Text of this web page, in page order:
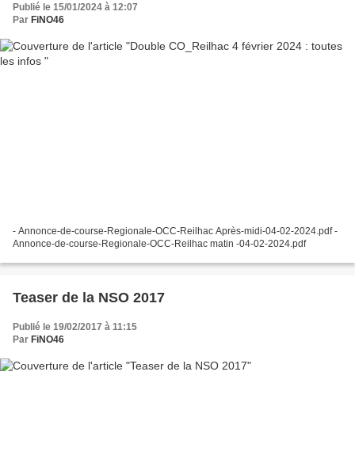
Publié le 15/01/2024 à 12:07
Par FiNO46
- Annonce-de-course-Regionale-OCC-Reilhac Après-midi-04-02-2024.pdf -
Annonce-de-course-Regionale-OCC-Reilhac matin -04-02-2024.pdf
Teaser de la NSO 2017
Publié le 19/02/2017 à 11:15
Par FiNO46